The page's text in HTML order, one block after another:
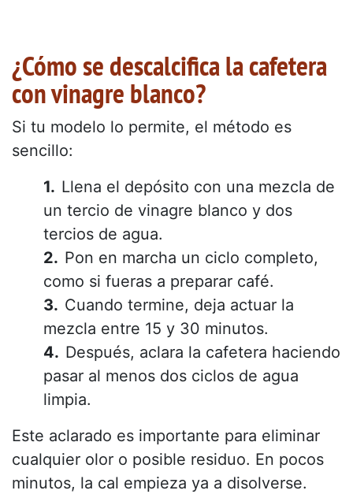
¿Cómo se descalcifica la cafetera
con vinagre blanco?
Si tu modelo lo permite, el método es
sencillo:
Llena el depósito con una mezcla de
un tercio de vinagre blanco y dos
tercios de agua.
Pon en marcha un ciclo completo,
como si fueras a preparar café.
Cuando termine, deja actuar la
mezcla entre 15 y 30 minutos.
Después, aclara la cafetera haciendo
pasar al menos dos ciclos de agua
limpia.
Este aclarado es importante para eliminar
cualquier olor o posible residuo. En pocos
minutos, la cal empieza ya a disolverse.